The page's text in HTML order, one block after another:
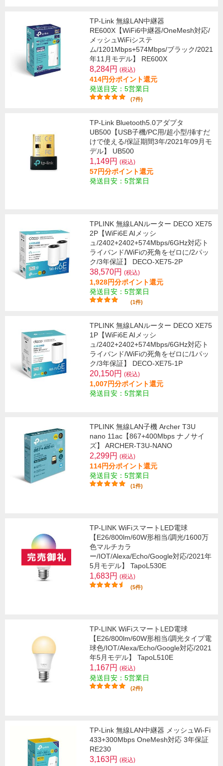
TP-Link 無線LAN中継器
RE600X【WiFi6中継器/OneMesh対応/
メッシュWiFiシステ
ム/1201Mbps+574Mbps/ブラック/2021
年11月モデル】 RE600X
8,284円 (税込)
414円分ポイント還元
発送目安：5営業日
(7件)
TP-Link Bluetooth5.0アダプタ
UB500【USB子機/PC用/超小型/挿すだ
けで使える/保証期間3年/2021年09月モ
デル】 UB500
1,149円 (税込)
57円分ポイント還元
発送目安：5営業日
TPLINK 無線LANルーター DECO XE75
2P【WiFi6E AIメッシ
ュ/2402+2402+574Mbps/6GHz対応ト
ライバンド/WiFiの死角をゼロに/2パッ
ク/3年保証】 DECO-XE75-2P
38,570円 (税込)
1,928円分ポイント還元
発送目安：5営業日
(1件)
TPLINK 無線LANルーター DECO XE75
1P【WiFi6E AIメッシ
ュ/2402+2402+574Mbps/6GHz対応ト
ライバンド/WiFiの死角をゼロに/1パッ
ク/3年保証】 DECO-XE75-1P
20,150円 (税込)
1,007円分ポイント還元
発送目安：5営業日
TPLINK 無線LAN子機 Archer T3U
nano 11ac【867+400Mbps ナノサイ
ズ】 ARCHER-T3U-NANO
2,299円 (税込)
114円分ポイント還元
発送目安：5営業日
(1件)
TP-LINK WiFiスマートLED電球
【E26/800lm/60W形相当/調光/1600万
色マルチカラ
ー/IOT/Alexa/Echo/Google対応/2021年
5月モデル】 TapoL530E
1,683円 (税込)
(5件)
TP-LINK WiFiスマートLED電球
【E26/800lm/60W形相当/調光タイプ電
球色/IOT/Alexa/Echo/Google対応/2021
年5月モデル】 TapoL510E
1,167円 (税込)
発送目安：5営業日
(2件)
TP-Link 無線LAN中継器 メッシュWi-Fi
433+300Mbps OneMesh対応 3年保証
RE230
3,163円 (税込)